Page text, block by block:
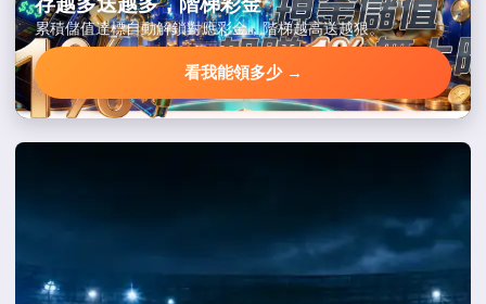
累積儲值達標自動解鎖對應彩金，階梯越高送越狠。
看我能領多少 →